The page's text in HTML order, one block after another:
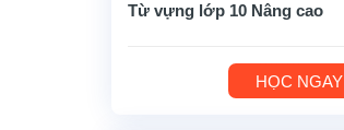
Từ vựng lớp 10 Nâng cao
HỌC NGAY